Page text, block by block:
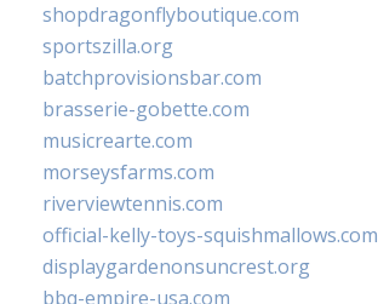
shopdragonflyboutique.com
sportszilla.org
batchprovisionsbar.com
brasserie-gobette.com
musicrearte.com
morseysfarms.com
riverviewtennis.com
official-kelly-toys-squishmallows.com
displaygardenonsuncrest.org
bbq-empire-usa.com